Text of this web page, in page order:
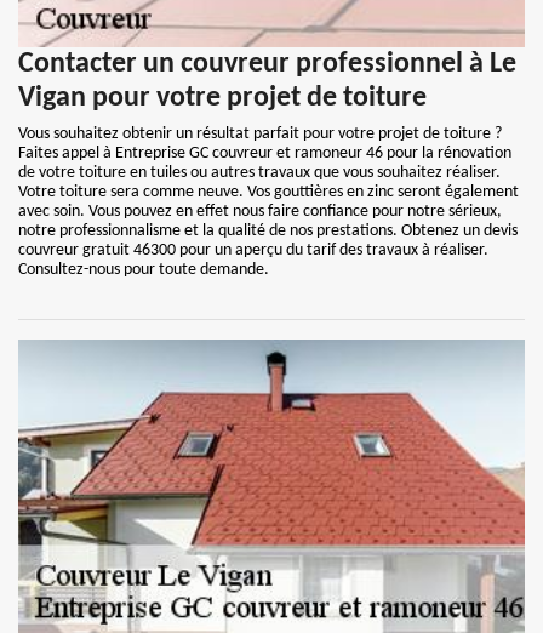
Contacter un couvreur professionnel à Le
Vigan pour votre projet de toiture
Vous souhaitez obtenir un résultat parfait pour votre projet de toiture ?
Faites appel à Entreprise GC couvreur et ramoneur 46 pour la rénovation
de votre toiture en tuiles ou autres travaux que vous souhaitez réaliser.
Votre toiture sera comme neuve. Vos gouttières en zinc seront également
avec soin. Vous pouvez en effet nous faire confiance pour notre sérieux,
notre professionnalisme et la qualité de nos prestations. Obtenez un devis
couvreur gratuit 46300 pour un aperçu du tarif des travaux à réaliser.
Consultez-nous pour toute demande.